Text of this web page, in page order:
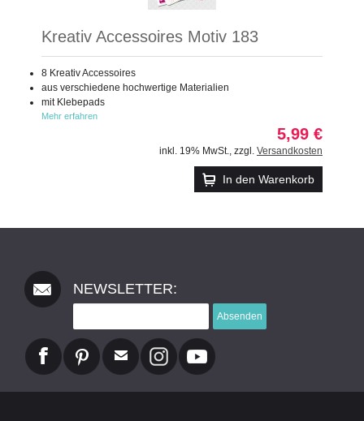
Kreativ Accessoires Motiv 183
8 Kreativ Accessoires
aus verschiedene hochwertige Materialien
mit Klebepads
Mehr erfahren
5,99 €
inkl. 19% MwSt. zzgl. Versandkosten
In den Warenkorb
NEWSLETTER:
Absenden